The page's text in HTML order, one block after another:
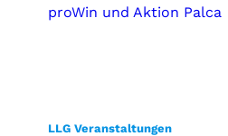
proWin und Aktion Palca
LLG Veranstaltungen